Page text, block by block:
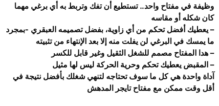
وظيفة في مفتاح واحد.. تستطيع أن تفك وتربط به أي برغي مهما
كان شكله أو مقاسه
– يعطيك أفضل تحكم من أي زاوية، بفضل تصميمه العبقري -بمجرد
ما يمسك في البرغي لن يفلت منه إلا بعد الإنتهاء من تثبيته
– هدا المفتاح مصمم للشغل الثقيل وغير قابل للكسر
– المقبض يعطيك تحكم وحرية الحركة ليس لها مثيل
آداة واحدة هي كل ما سوف تحتاجه لتنهي شغلك بأفضل نتيجة في
أقل وقت ممكن مع مفتاح تايجر المدهش